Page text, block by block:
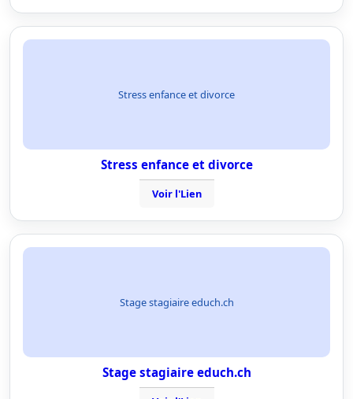
Stress enfance et divorce
Stress enfance et divorce
Voir l'Lien
Stage stagiaire educh.ch
Stage stagiaire educh.ch